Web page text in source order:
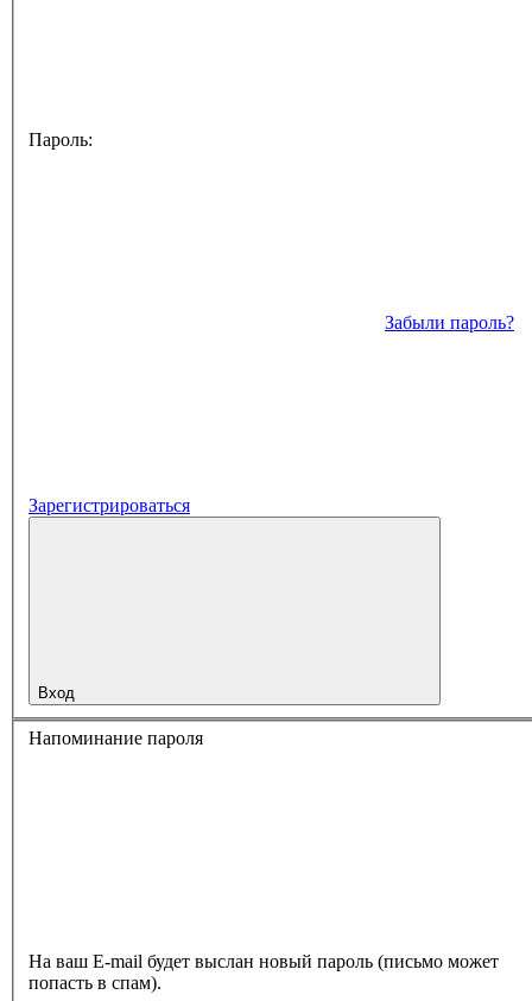
Пароль:
Забыли пароль?
Зарегистрироваться
Вход
Напоминание пароля
На ваш E-mail будет выслан новый пароль (письмо может
попасть в спам).